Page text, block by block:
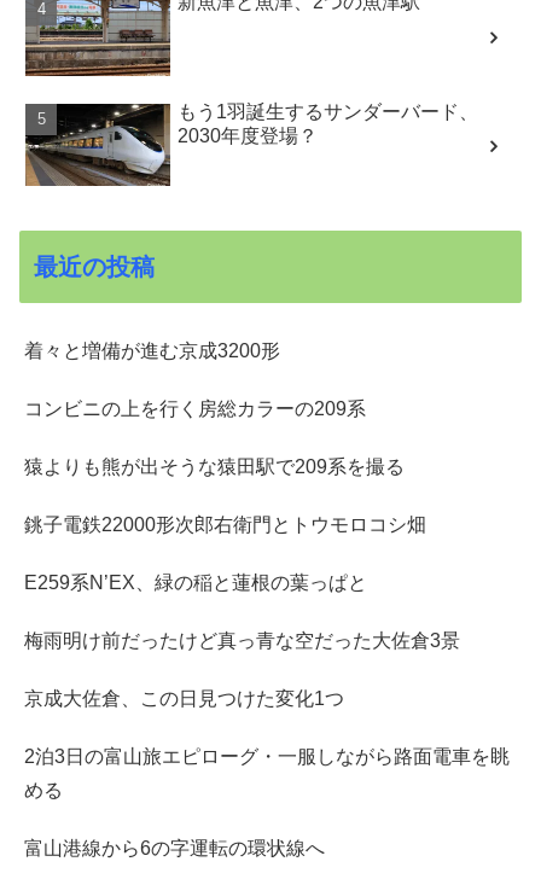
もう1羽誕生するサンダーバード、
2030年度登場？
最近の投稿
着々と増備が進む京成3200形
コンビニの上を行く房総カラーの209系
猿よりも熊が出そうな猿田駅で209系を撮る
銚子電鉄22000形次郎右衛門とトウモロコシ畑
E259系N’EX、緑の稲と蓮根の葉っぱと
梅雨明け前だったけど真っ青な空だった大佐倉3景
京成大佐倉、この日見つけた変化1つ
2泊3日の富山旅エピローグ・一服しながら路面電車を眺
める
富山港線から6の字運転の環状線へ